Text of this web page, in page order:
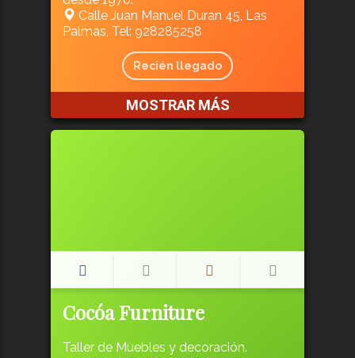
Calle Juan Manuel Duran 45, Las
Palmas, Tel: 928285258
Recién llegado
MOSTRAR MÁS
Cocóa Furniture
Taller de Muebles y decoración.